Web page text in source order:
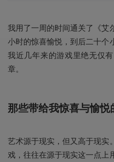
我用了一周的时间通关了《艾
小时的惊喜愉悦，到后二十个
我近几年来的游戏里绝无仅
章。
那些带给我惊喜与愉悦
艺术源于现实，但又高于现实
戏，往往在源于现实这一点上